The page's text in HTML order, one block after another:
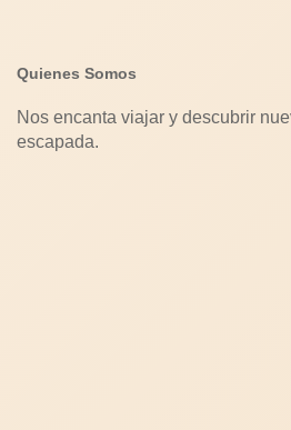
Quienes Somos
Nos encanta viajar y descubrir
escapada.